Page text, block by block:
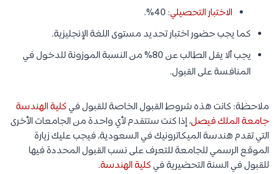
الاختبار التحصيلي: 40%.
كما يجب حضور اختبار تحديد مستوى اللغة الإنجليزية.
يجب ألا يقل الطالب عن 80% من النسبة الموزونة للدخول في
المنافسة على القبول.
ملاحظة: كانت هذه شروط القبول الخاصة للقبول فيكلية الهندسة
جامعة الملك فيصل، إذا كنت ستتقدم لأي واحدة من الجامعات الأخرى
التي تقدم هندسة الميكاترونيك في السعودية، فيجب عليك زيارة
الموقع الرسمي للجامعة للتعرف على نسب القبول المحددة فيها
للقبول في السنة التحضيرية فيكلية الهندسة.